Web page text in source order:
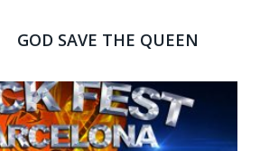
GOD SAVE THE QUEEN